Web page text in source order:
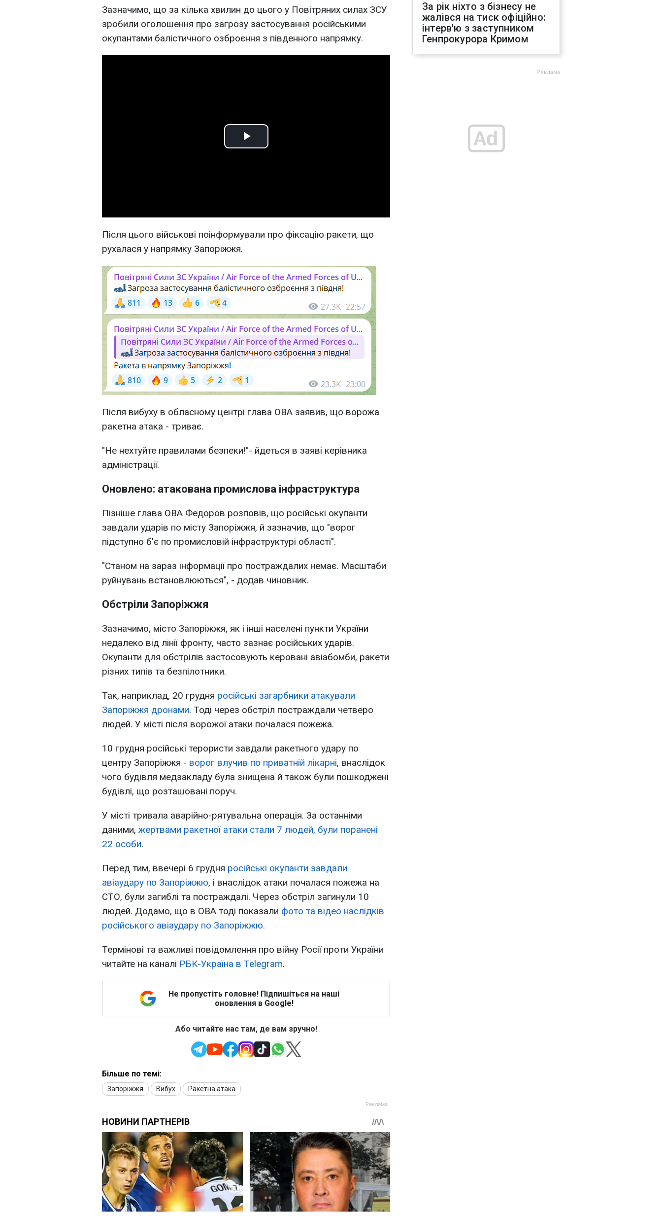
Зазначимо, що за кілька хвилин до цього у Повітряних силах ЗСУ
зробили оголошення про загрозу застосування російськими
окупантами балістичного озброєння з південного напрямку.
Play
Після цього військові поінформували про фіксацію ракети, що
рухалася у напрямку Запоріжжя.
Після вибуху в обласному центрі глава ОВА заявив, що ворожа
ракетна атака - триває.
"Не нехтуйте правилами безпеки!"- йдеться в заяві керівника
адміністрації.
Оновлено: атакована промислова інфраструктура
Пізніше глава ОВА Федоров розповів, що російські окупанти
завдали ударів по місту Запоріжжя, й зазначив, що "ворог
підступно б'є по промисловій інфраструктурі області".
"Станом на зараз інформації про постраждалих немає. Масштаби
руйнувань встановлюються", - додав чиновник.
Обстріли Запоріжжя
Зазначимо, місто Запоріжжя, як і інші населені пункти України
недалеко від лінії фронту, часто зазнає російських ударів.
Окупанти для обстрілів застосовують керовані авіабомби, ракети
різних типів та безпілотники.
Так, наприклад, 20 грудня російські загарбники атакували
Запоріжжя дронами. Тоді через обстріл постраждали четверо
людей. У місті після ворожої атаки почалася пожежа.
10 грудня російські терористи завдали ракетного удару по
центру Запоріжжя - ворог влучив по приватній лікарні, внаслідок
чого будівля медзакладу була знищена й також були пошкоджені
будівлі, що розташовані поруч.
У місті тривала аварійно-рятувальна операція. За останніми
даними, жертвами ракетної атаки стали 7 людей, були поранені
22 особи.
Перед тим, ввечері 6 грудня російські окупанти завдали
авіаудару по Запоріжжю, і внаслідок атаки почалася пожежа на
СТО, були загиблі та постраждалі. Через обстріл загинули 10
людей. Додамо, що в ОВА тоді показали фото та відео наслідків
російського авіаудару по Запоріжжю.
Термінові та важливі повідомлення про війну Росії проти України
читайте на каналі РБК-Україна в Telegram.
Не пропустіть головне! Підпишіться на наші
оновлення в Google!
Або читайте нас там, де вам зручно!
Більше по темі:
Запоріжжя Вибух Ракетна атака
За рік ніхто з бізнесу не
жалівся на тиск офіційно:
інтерв'ю з заступником
Генпрокурора Кримом